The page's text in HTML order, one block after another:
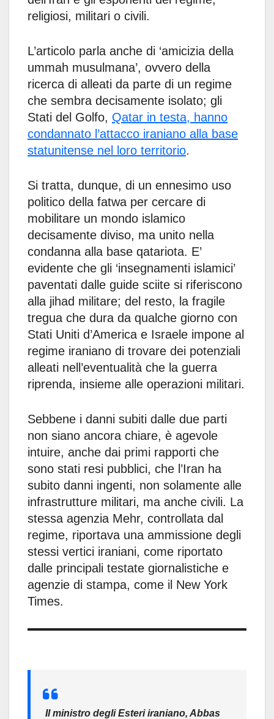
religiosi, militari o civili.
L’articolo parla anche di ‘amicizia della
ummah musulmana’, ovvero della
ricerca di alleati da parte di un regime
che sembra decisamente isolato; gli
Stati del Golfo, Qatar in testa, hanno
condannato l’attacco iraniano alla base
statunitense nel loro territorio.
Si tratta, dunque, di un ennesimo uso
politico della fatwa per cercare di
mobilitare un mondo islamico
decisamente diviso, ma unito nella
condanna alla base qatariota. E’
evidente che gli ‘insegnamenti islamici’
paventati dalle guide sciite si riferiscono
alla jihad militare; del resto, la fragile
tregua che dura da qualche giorno con
Stati Uniti d’America e Israele impone al
regime iraniano di trovare dei potenziali
alleati nell’eventualità che la guerra
riprenda, insieme alle operazioni militari.
Sebbene i danni subiti dalle due parti
non siano ancora chiare, è agevole
intuire, anche dai primi rapporti che
sono stati resi pubblici, che l’Iran ha
subito danni ingenti, non solamente alle
infrastrutture militari, ma anche civili. La
stessa agenzia Mehr, controllata dal
regime, riportava una ammissione degli
stessi vertici iraniani, come riportato
dalle principali testate giornalistiche e
agenzie di stampa, come il New York
Times.
Il ministro degli Esteri iraniano, Abbas